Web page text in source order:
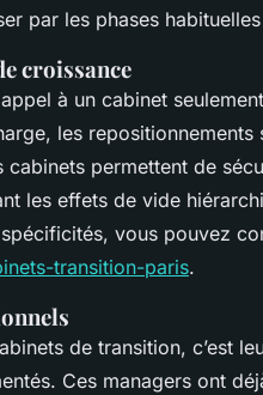
par les phases
croissance
à un cabinet
les repositionnements
permettent de
les effets de vide
vous pouvez
transition-paris.
de transition, c’est
Ces managers ont